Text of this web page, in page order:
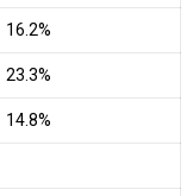
16.2%
23.3%
14.8%